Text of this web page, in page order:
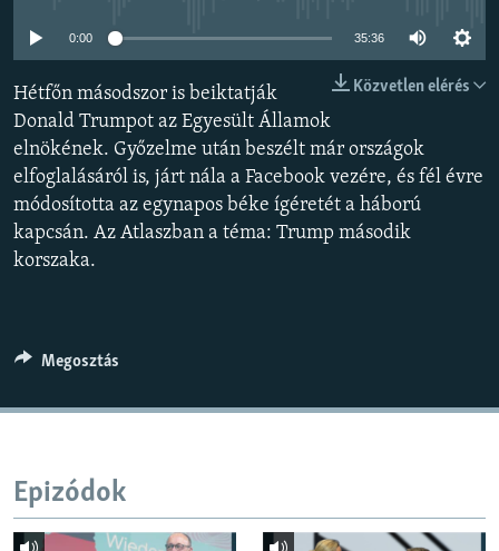
VILÁG
KLÍMAVÁLTOZÁS
A MÚLT TANULSÁGAI
KÖVESSEN MINKET!
0:00 35:36
Közvetlen elérés
Hétfőn másodszor is beiktatják
Donald Trumpot az Egyesült Államok
elnökének. Győzelme után beszélt már országok
elfoglalásáról is, járt nála a Facebook vezére, és fél évre
módosította az egynapos béke ígéretét a háború
kapcsán. Az Atlaszban a téma: Trump második
korszaka.
Megosztás
Epizódok